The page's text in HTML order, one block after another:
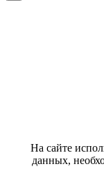
На сайте
данных,